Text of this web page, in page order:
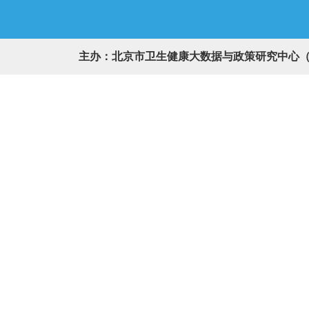
主办：北京市卫生健康大数据与政策研究中心